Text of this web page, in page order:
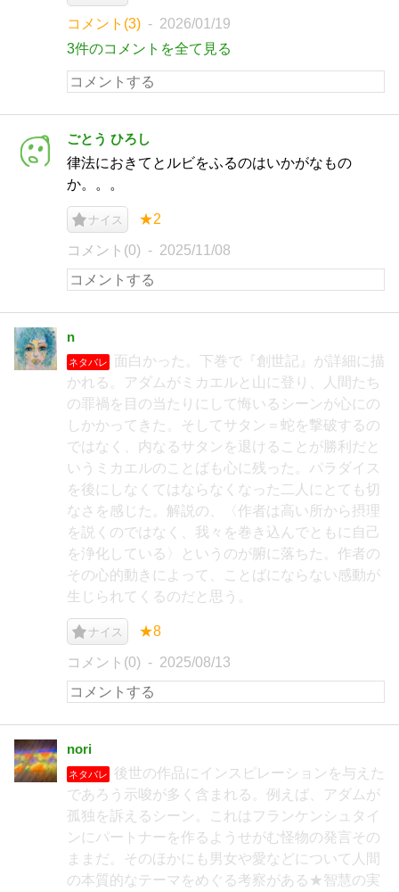
コメント(3)
2026/01/19
3件のコメントを全て見る
ごとう ひろし
律法におきてとルビをふるのはいかがなもの
か。。。
ナイス ★2
コメント(0) 2025/11/08
n
ネタバレ
面白かった。下巻で『創世記』が詳細に描
かれる。アダムがミカエルと山に登り、人間たち
の罪禍を目の当たりにして悔いるシーンが心にの
しかかってきた。そしてサタン＝蛇を撃破するの
ではなく、内なるサタンを退けることが勝利だと
いうミカエルのことばも心に残った。パラダイス
を後にしなくてはならなくなった二人にとても切
なさを感じた。解説の、〈作者は高い所から摂理
を説くのではなく、我々を巻き込んでともに自己
を浄化している〉というのが腑に落ちた。作者の
その心的動きによって、ことばにならない感動が
生じられてくるのだと思う。
ナイス ★8
コメント(0) 2025/08/13
nori
ネタバレ
後世の作品にインスピレーションを与えた
であろう示唆が多く含まれる。例えば、アダムが
孤独を訴えるシーン。これはフランケンシュタイ
ンにパートナーを作るようせがむ怪物の発言その
ままだ。そのほかにも男女や愛などについて人間
の本質的なテーマをめぐる考察がある★智慧の実